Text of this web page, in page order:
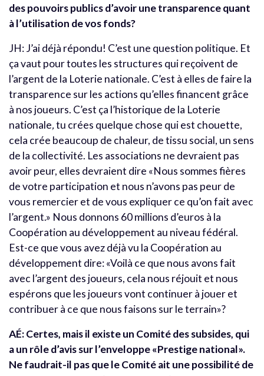
des pouvoirs publics d’avoir une transparence quant
à l’utilisation de vos fonds?
JH: J’ai déjà répondu! C’est une question politique. Et
ça vaut pour toutes les structures qui reçoivent de
l’argent de la Loterie nationale. C’est à elles de faire la
transparence sur les actions qu’elles financent grâce
à nos joueurs. C’est ça l’historique de la Loterie
nationale,tu crées quelque chose qui est chouette,
cela crée beaucoup de chaleur, de tissu social, un sens
de la collectivité. Les associations ne devraient pas
avoir peur, elles devraient dire «Nous sommes fières
de votre participation et nous n’avons pas peur de
vous remercier et de vous expliquer ce qu’on fait avec
l’argent.» Nous donnons 60 millions d’euros à la
Coopération au développement au niveau fédéral.
Est-ce que vous avez déjà vu la Coopération au
développement dire: «Voilà ce que nous avons fait
avec l’argent des joueurs, cela nous réjouit et nous
espérons que les joueurs vont continuer à jouer et
contribuer à ce que nous faisons sur le terrain»?
AÉ: Certes, mais il existe un Comité des subsides, qui
a un rôle d’avis sur l’enveloppe «Prestige national».
Ne faudrait-il pas que le Comité ait une possibilité de